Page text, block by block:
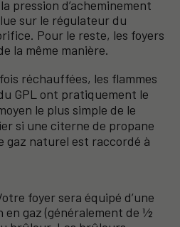
pression d’acheminement
sur le régulateur du
Pour le reste, les foyers
la même manière.
réchauffées, les flammes
GPL ont pratiquement le
le plus simple de le
si une citerne de propane
gaz naturel est raccordé à
foyer sera équipé d’une
en gaz (généralement de ½